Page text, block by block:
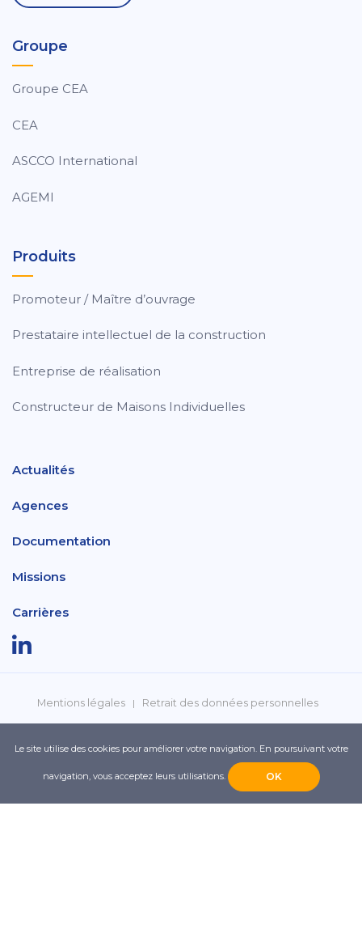
Groupe
Groupe CEA
CEA
ASCCO International
AGEMI
Produits
Promoteur / Maître d’ouvrage
Prestataire intellectuel de la construction
Entreprise de réalisation
Constructeur de Maisons Individuelles
Actualités
Agences
Documentation
Missions
Carrières
Mentions légales Retrait des données personnelles
Le site utilise des cookies pour améliorer votre navigation. En poursuivant votre
navigation, vous acceptez leurs utilisations. OK